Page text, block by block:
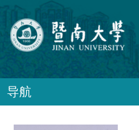
导航